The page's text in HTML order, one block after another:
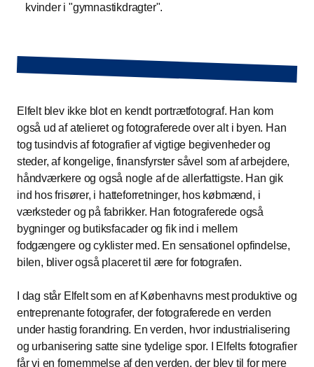
kvinder i "gymnastikdragter".
Elfelt blev ikke blot en kendt portrætfotograf. Han kom
også ud af atelieret og fotograferede over alt i byen. Han
tog tusindvis af fotografier af vigtige begivenheder og
steder, af kongelige, finansfyrster såvel som af arbejdere,
håndværkere og også nogle af de allerfattigste. Han gik
ind hos frisører, i hatteforretninger, hos købmænd, i
værksteder og på fabrikker. Han fotograferede også
bygninger og butiksfacader og fik ind i mellem
fodgængere og cyklister med. En sensationel opfindelse,
bilen, bliver også placeret til ære for fotografen.
I dag står Elfelt som en af Københavns mest produktive og
entreprenante fotografer, der fotograferede en verden
under hastig forandring. En verden, hvor industrialisering
og urbanisering satte sine tydelige spor. I Elfelts fotografier
får vi en fornemmelse af den verden, der blev til for mere